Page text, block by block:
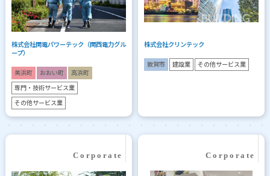
株式会社関電パワーテック（関西電力グル
ープ）
美浜町 おおい町 高浜町
専門・技術サービス業
その他サービス業
株式会社クリンテック
敦賀市 建設業 その他サービス業